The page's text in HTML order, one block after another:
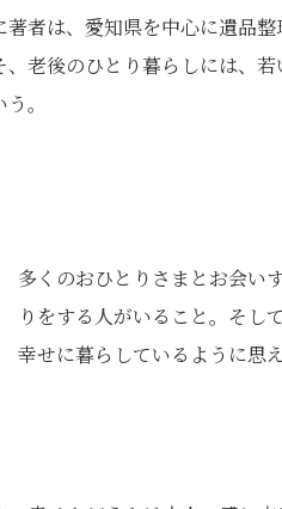
著者は、愛知県を中心に遺品
、老後のひとり暮らしには、
。
多くのおひとりさまとお会い
りをする人がいること。そし
幸せに暮らしているように思